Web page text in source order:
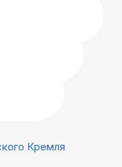
Кремля